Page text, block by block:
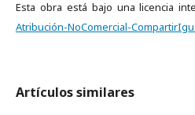
Esta obra está bajo una licencia
Atribución-NoComercial-
Artículos similares